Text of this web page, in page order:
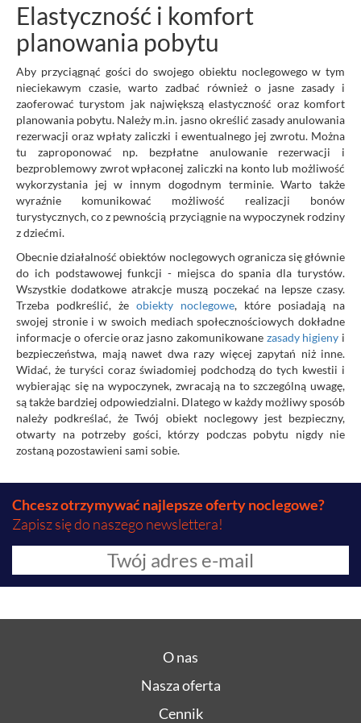
Elastyczność i komfort
planowania pobytu
Aby przyciągnąć gości do swojego obiektu noclegowego w tym
nieciekawym czasie, warto zadbać również o jasne zasady i
zaoferować turystom jak największą elastyczność oraz komfort
planowania pobytu. Należy m.in. jasno określić zasady anulowania
rezerwacji oraz wpłaty zaliczki i ewentualnego jej zwrotu. Można
tu zaproponować np. bezpłatne anulowanie rezerwacji i
bezproblemowy zwrot wpłaconej zaliczki na konto lub możliwość
wykorzystania jej w innym dogodnym terminie. Warto także
wyraźnie komunikować możliwość realizacji bonów
turystycznych, co z pewnością przyciągnie na wypoczynek rodziny
z dziećmi.
Obecnie działalność obiektów noclegowych ogranicza się głównie
do ich podstawowej funkcji - miejsca do spania dla turystów.
Wszystkie dodatkowe atrakcje muszą poczekać na lepsze czasy.
Trzeba podkreślić, że obiekty noclegowe, które posiadają na
swojej stronie i w swoich mediach społecznościowych dokładne
informacje o ofercie oraz jasno zakomunikowane zasady higieny i
bezpieczeństwa, mają nawet dwa razy więcej zapytań niż inne.
Widać, że turyści coraz świadomiej podchodzą do tych kwestii i
wybierając się na wypoczynek, zwracają na to szczególną uwagę,
są także bardziej odpowiedzialni. Dlatego w każdy możliwy sposób
należy podkreślać, że Twój obiekt noclegowy jest bezpieczny,
otwarty na potrzeby gości, którzy podczas pobytu nigdy nie
zostaną pozostawieni sami sobie.
Chcesz otrzymywać najlepsze oferty noclegowe?
Zapisz się do naszego newslettera!
O nas
Nasza oferta
Cennik